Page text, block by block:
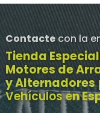
Contactecon la
Tienda
Motores de
y Alternadores
Vehículos en